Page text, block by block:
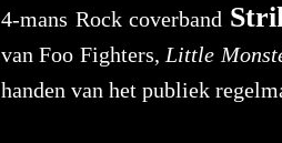
4-mans Rock coverband
van Foo Fighters, Little
handen van het publiek